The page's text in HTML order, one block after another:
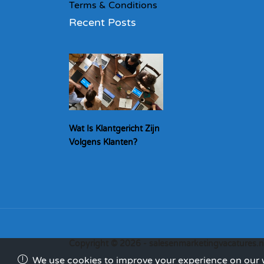
Terms & Conditions
Recent Posts
Wat Is Klantgericht Zijn
Volgens Klanten?
We use cookies to improve your experience on